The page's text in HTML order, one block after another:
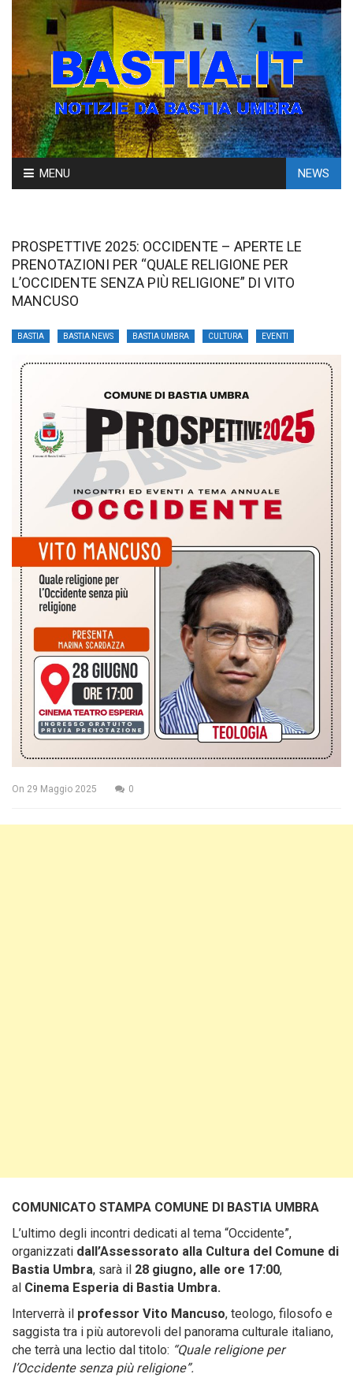
Skip
to
MENU NEWS
PROSPETTIVE 2025: OCCIDENTE – APERTE LE
PRENOTAZIONI PER “QUALE RELIGIONE PER
L’OCCIDENTE SENZA PIÙ RELIGIONE” DI VITO
MANCUSO
BASTIA BASTIA NEWS BASTIA UMBRA CULTURA EVENTI
On 29 Maggio 2025 0
COMUNICATO STAMPA COMUNE DI BASTIA UMBRA
L’ultimo degli incontri dedicati al tema “Occidente”,
organizzati dall’Assessorato alla Cultura del Comune di
Bastia Umbra, sarà il 28 giugno, alle ore 17:00,
al Cinema Esperia di Bastia Umbra.
Interverrà il professor Vito Mancuso, teologo, filosofo e
saggista tra i più autorevoli del panorama culturale italiano,
che terrà una lectio dal titolo: “Quale religione per
l’Occidente senza più religione”.